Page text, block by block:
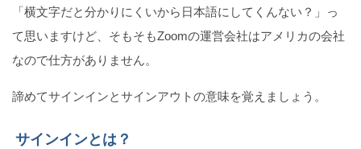
「横文字だと分かりにくいから日本語にしてくんない？」っ
て思いますけど、そもそもZoomの運営会社はアメリカの会社
なので仕方がありません。
諦めてサインインとサインアウトの意味を覚えましょう。
サインインとは？